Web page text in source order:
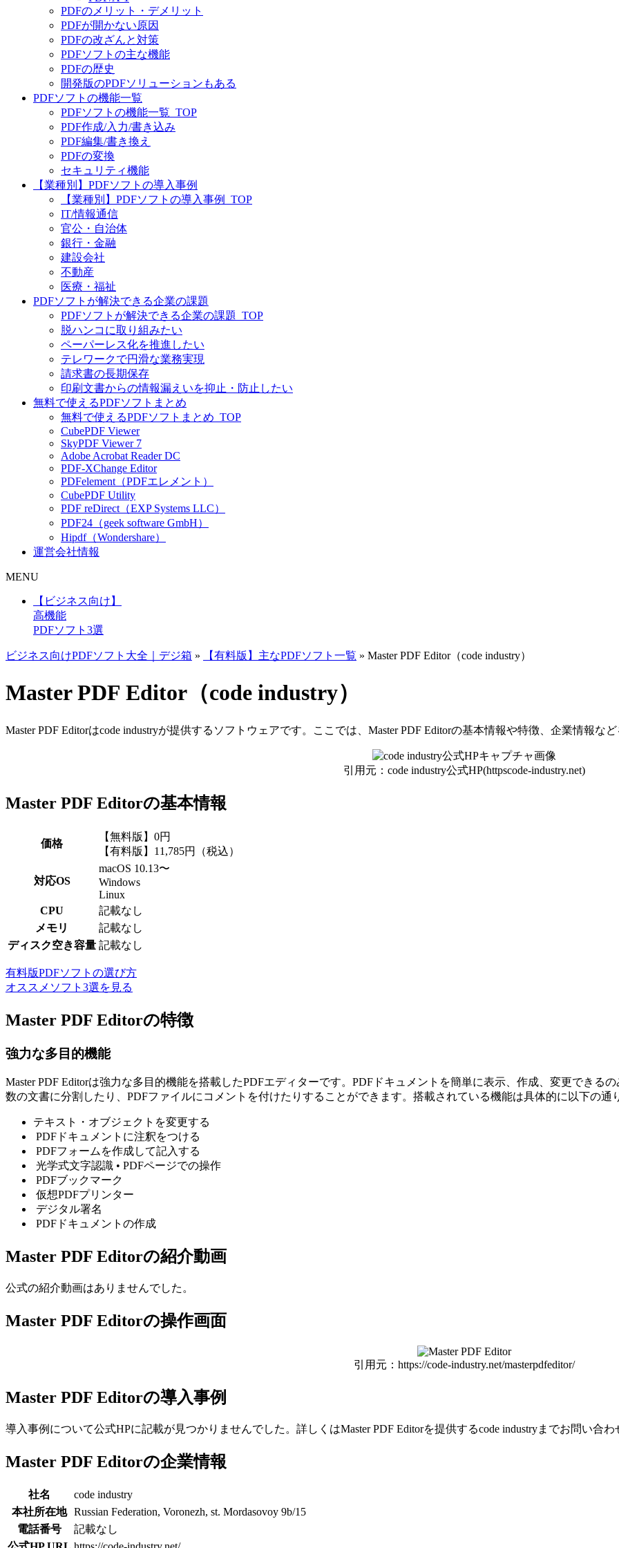
PDFのメリット・デメリット
PDFが開かない原因
PDFの改ざんと対策
PDFソフトの主な機能
PDFの歴史
開発版のPDFソリューションもある
PDFソフトの機能一覧
PDFソフトの機能一覧_TOP
PDF作成/入力/書き込み
PDF編集/書き換え
PDFの変換
セキュリティ機能
【業種別】PDFソフトの導入事例
【業種別】PDFソフトの導入事例_TOP
IT/情報通信
官公・自治体
銀行・金融
建設会社
不動産
医療・福祉
PDFソフトが解決できる企業の課題
PDFソフトが解決できる企業の課題_TOP
脱ハンコに取り組みたい
ペーパーレス化を推進したい
テレワークで円滑な業務実現
請求書の長期保存
印刷文書からの情報漏えいを抑止・防止したい
無料で使えるPDFソフトまとめ
無料で使えるPDFソフトまとめ_TOP
CubePDF Viewer
SkyPDF Viewer 7
Adobe Acrobat Reader DC
PDF-XChange Editor
PDFelement（PDFエレメント）
CubePDF Utility
PDF reDirect（EXP Systems LLC）
PDF24（geek software GmbH）
Hipdf（Wondershare）
運営会社情報
MENU
【ビジネス向け】
高機能
PDFソフト3選
ビジネス向けPDFソフト大全｜デジ箱 » 【有料版】主なPDFソフト一覧 » Master PDF Editor（code industry）
Master PDF Editor（code industry）
Master PDF Editorはcode industryが提供するソフトウェアです。ここでは、Master PDF Editorの基本情報や特徴、企業情報など
引用元：code industry公式HP(httpscode-industry.net)
Master PDF Editorの基本情報
価格
【無料版】0円
【有料版】11,785円（税込）
対応OS
macOS 10.13〜
Windows
Linux
CPU
記載なし
メモリ
記載なし
ディスク空き容量 記載なし
有料版PDFソフトの選び方
オススメソフト3選を見る
Master PDF Editorの特徴
強力な多目的機能
Master PDF Editorは強力な多目的機能を搭載したPDFエディターです。PDFドキュメントを簡単に表示、作成、変更できる
数の文書に分割したり、PDFファイルにコメントを付けたりすることができます。搭載されている機能は具体的に以下の通
テキスト・オブジェクトを変更する
PDFドキュメントに注釈をつける
PDFフォームを作成して記入する
光学式文字認識 • PDFページでの操作
PDFブックマーク
仮想PDFプリンター
デジタル署名
PDFドキュメントの作成
Master PDF Editorの紹介動画
公式の紹介動画はありませんでした。
Master PDF Editorの操作画面
引用元：https://code-industry.net/masterpdfeditor/
Master PDF Editorの導入事例
導入事例について公式HPに記載が見つかりませんでした。詳しくはMaster PDF Editorを提供するcode industryまでお問い合わ
Master PDF Editorの企業情報
社名
code industry
本社所在地 Russian Federation, Voronezh, st. Mordasovoy 9b/15
電話番号
記載なし